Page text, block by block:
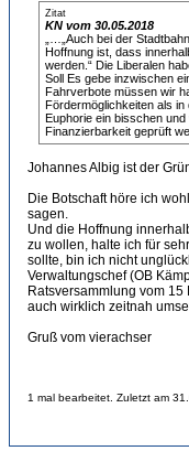
Zitat
KN vom 30.05.2018
„…„Auch bei der
Hoffnung ist, dass
werden.“ Die Liberalen
Soll Es gebe inzwischen
Fahrverbote müssen wir
Fördermöglichkeiten als in
Euphorie ein bisschen
Finanzierbarkeit geprüft
Johannes Albig ist der
Die Botschaft höre ich
sagen.
Und die Hoffnung
zu wollen, halte ich für
sollte, bin ich nicht
Verwaltungschef (OB
Ratsversammlung vom
auch wirklich zeitnah
Gruß vom vierachser
1 mal bearbeitet. Zuletzt am